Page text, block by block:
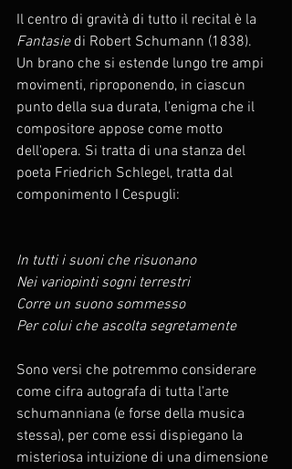
Il centro di gravità di tutto il recital è la
Fantasie di Robert Schumann (1838).
Un brano che si estende lungo tre ampi
movimenti, riproponendo, in ciascun
punto della sua durata, l'enigma che il
compositore appose come motto
dell'opera. Si tratta di una stanza del
poeta Friedrich Schlegel, tratta dal
componimento I Cespugli:
In tutti i suoni che risuonano
Nei variopinti sogni terrestri
Corre un suono sommesso
Per colui che ascolta segretamente
Sono versi che potremmo considerare
come cifra autografa di tutta l'arte
schumanniana (e forse della musica
stessa), per come essi dispiegano la
misteriosa intuizione di una dimensione